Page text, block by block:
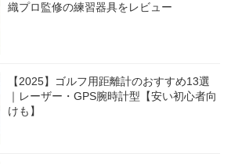
織プロ監修の練習器具をレビュー
【2025】ゴルフ用距離計のおすすめ13選
｜レーザー・GPS腕時計型【安い初心者向
けも】